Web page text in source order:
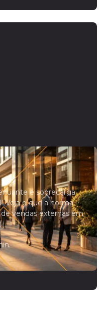
o que a
de campo
e sobrecarga
Veja o que a norma
vendas externas em